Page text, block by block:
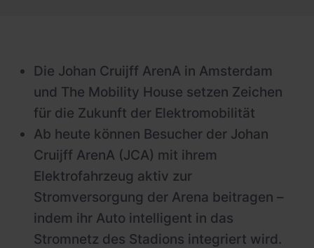
PV-fähige Wallboxen
Dienstwagen Wallboxen
Balkonkraftwerke
Set-Angebote
Ladekabel
Zubehör
B-Ware
Die Johan Cruijff ArenA in Amsterdam
und The Mobility House setzen Zeichen
für die Zukunft der Elektromobilität
Ab heute können Besucher der Johan
Cruijff ArenA (JCA) mit ihrem
Elektrofahrzeug aktiv zur
Stromversorgung der Arena beitragen –
indem ihr Auto intelligent in das
Stromnetz des Stadions integriert wird.